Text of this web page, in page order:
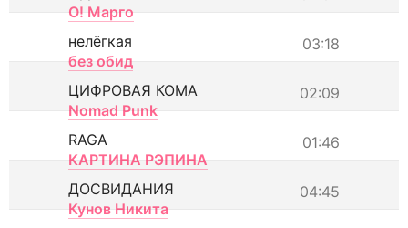
О! Марго
03:18
нелёгкая
без обид
02:09
ЦИФРОВАЯ КОМА
Nomad Punk
01:46
RAGA
КАРТИНА РЭПИНА
04:45
ДОСВИДАНИЯ
Кунов Никита